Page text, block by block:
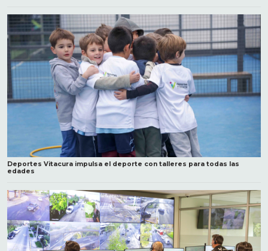
Deportes Vitacura impulsa el deporte con talleres para todas las
edades